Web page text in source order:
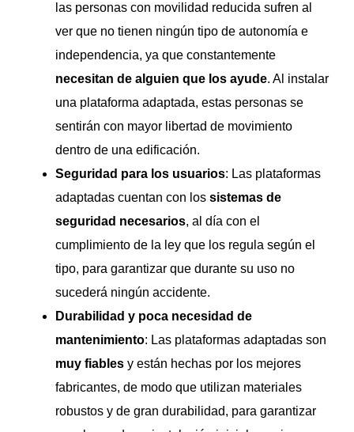
las personas con movilidad reducida sufren al
ver que no tienen ningún tipo de autonomía e
independencia, ya que constantemente
necesitan de alguien que los ayude. Al instalar
una plataforma adaptada, estas personas se
sentirán con mayor libertad de movimiento
dentro de una edificación.
Seguridad para los usuarios: Las plataformas
adaptadas cuentan con los sistemas de
seguridad necesarios, al día con el
cumplimiento de la ley que los regula según el
tipo, para garantizar que durante su uso no
sucederá ningún accidente.
Durabilidad y poca necesidad de
mantenimiento: Las plataformas adaptadas son
muy fiables y están hechas por los mejores
fabricantes, de modo que utilizan materiales
robustos y de gran durabilidad, para garantizar